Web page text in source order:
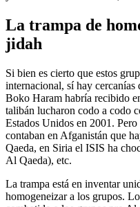
La trampa de
jidah
Si bien es cierto que estos
internacional, sí hay cercanías
Boko Haram habría recibido
talibán lucharon codo a codo
Estados Unidos en 2001.
contaban en Afganistán que
Qaeda, en Siria el ISIS ha
Al Qaeda), etc.
La trampa está en inventar
homogeneizar a los grupos.